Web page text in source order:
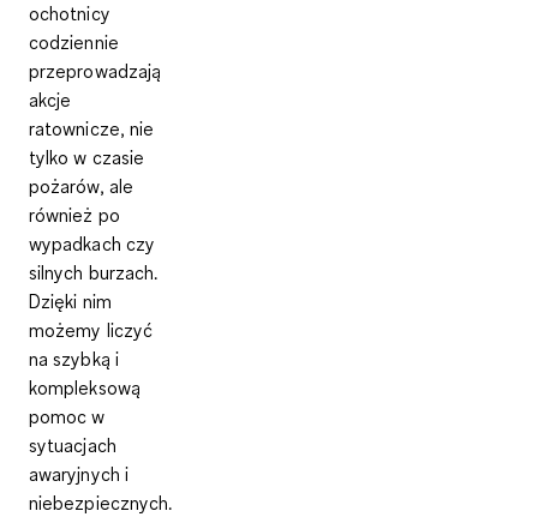
ochotnicy
codziennie
przeprowadzają
akcje
ratownicze, nie
tylko w czasie
pożarów, ale
również po
wypadkach czy
silnych burzach.
Dzięki nim
możemy liczyć
na szybką i
kompleksową
pomoc w
sytuacjach
awaryjnych i
niebezpiecznych.